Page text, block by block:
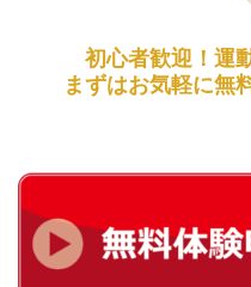
初心者歓迎！運
まずはお気軽に無